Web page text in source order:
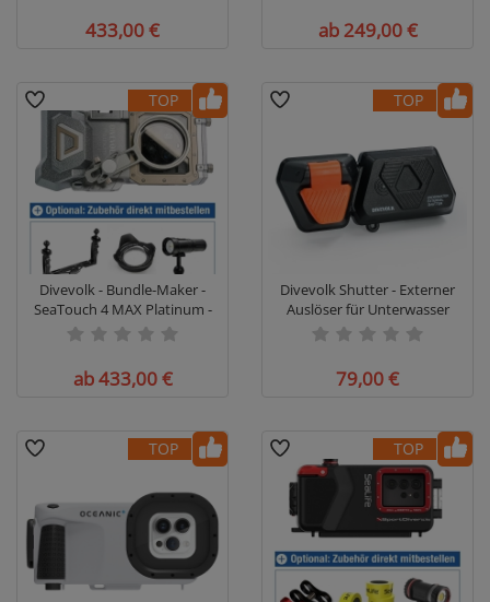
433,00 € ab 249,00 €
TOP
Divevolk - Bundle-Maker -
SeaTouch 4 MAX Platinum -
Smartphonegehäuse
ab 433,00 €
TOP
Divevolk Shutter - Externer
Auslöser für Unterwasser
79,00 €
TOP TOP